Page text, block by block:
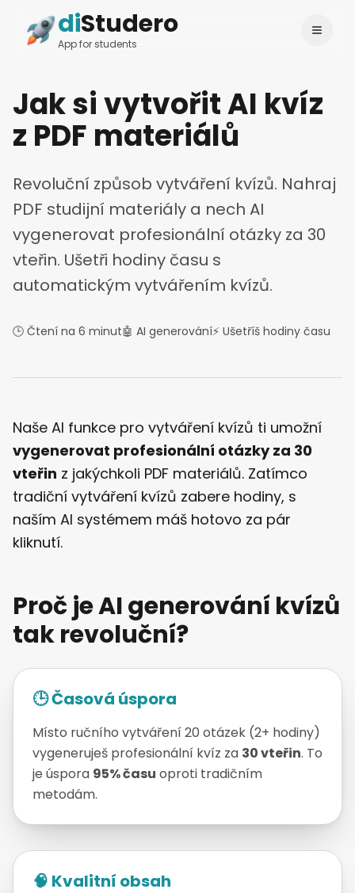
diStudero
App for students
Login Change language
Jak si vytvořit AI kvíz
z PDF materiálů
Revoluční způsob vytváření kvízů. Nahraj
PDF studijní materiály a nech AI
vygenerovat profesionální otázky za 30
vteřin. Ušetři hodiny času s
automatickým vytvářením kvízů.
🕒 Čtení na 6 minut🤖 AI generování⚡ Ušetříš hodiny času
Naše AI funkce pro vytváření kvízů ti umožní
vygenerovat profesionální otázky za 30
vteřin z jakýchkoli PDF materiálů. Zatímco
tradiční vytváření kvízů zabere hodiny, s
naším AI systémem máš hotovo za pár
kliknutí.
Proč je AI generování kvízů
tak revoluční?
🕒 Časová úspora
Místo ručního vytváření 20 otázek (2+ hodiny)
vygeneruješ profesionální kvíz za 30 vteřin. To
je úspora 95% času oproti tradičním
metodám.
🧠 Kvalitní obsah